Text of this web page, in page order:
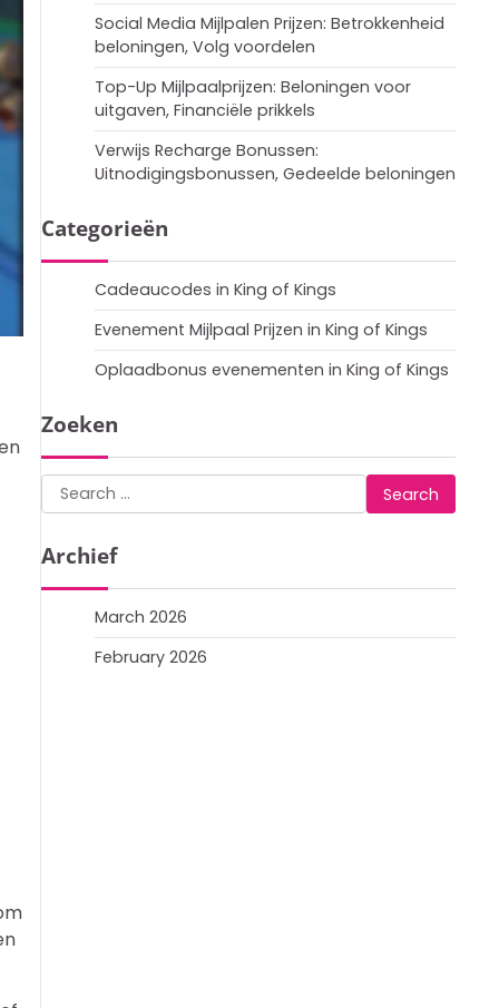
Social Media Mijlpalen Prijzen: Betrokkenheid
beloningen, Volg voordelen
Top-Up Mijlpaalprijzen: Beloningen voor
uitgaven, Financiële prikkels
Verwijs Recharge Bonussen:
Uitnodigingsbonussen, Gedeelde beloningen
Categorieën
Cadeaucodes in King of Kings
Evenement Mijlpaal Prijzen in King of Kings
Oplaadbonus evenementen in King of Kings
Zoeken
Search
for:
Archief
March 2026
February 2026